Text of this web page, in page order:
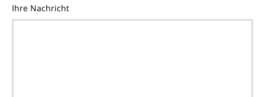
Ihre Nachricht